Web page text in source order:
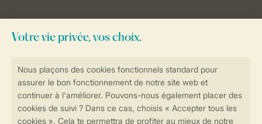
contactez notreContact Center.